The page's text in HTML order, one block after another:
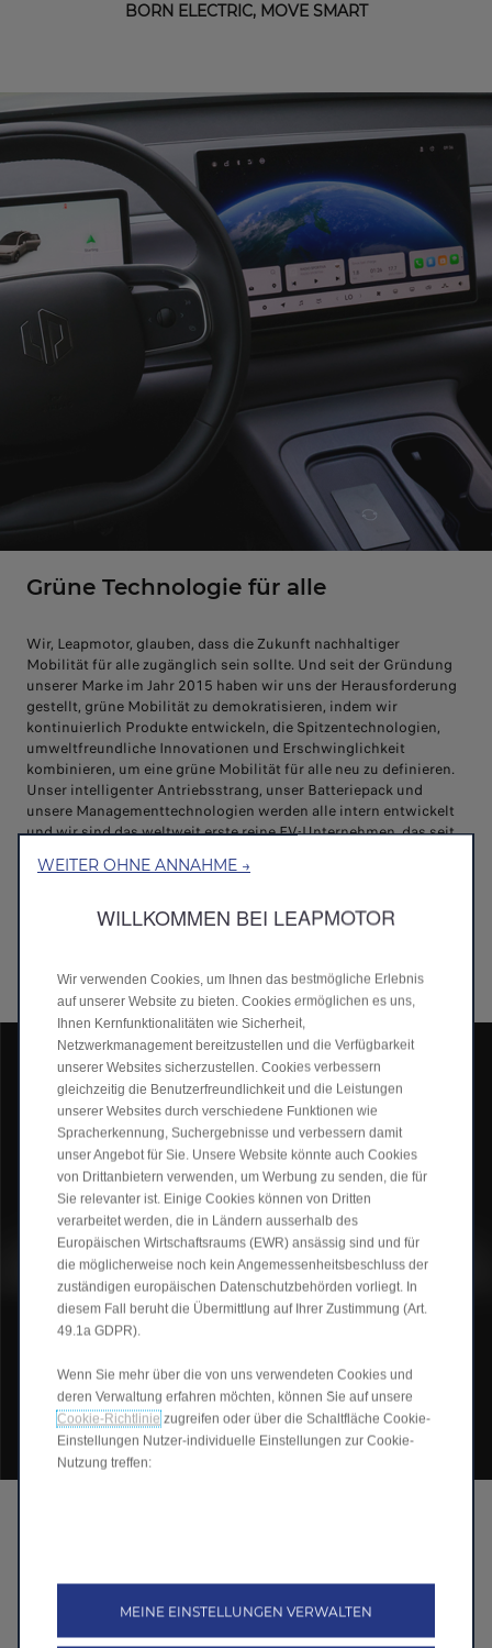
BORN ELECTRIC, MOVE SMART
Grüne Technologie für alle
Wir, Leapmotor, glauben, dass die Zukunft nachhaltiger
Mobilität für alle zugänglich sein sollte. Und seit der Gründung
unserer Marke im Jahr 2015 haben wir uns der Herausforderung
gestellt, grüne Mobilität zu demokratisieren, indem wir
kontinuierlich Produkte entwickeln, die Spitzentechnologien,
umweltfreundliche Innovationen und Erschwinglichkeit
kombinieren, um eine grüne Mobilität für alle neu zu definieren.
Unser intelligenter Antriebsstrang, unser Batteriepack und
unsere Managementtechnologien werden alle intern entwickelt
und wir sind das weltweit erste reine EV-Unternehmen, das seit
Massstab implementiert. Diese fortschrittliche neue Architektur
Qualität und Kostenkontrolle und verstärkt auch unsere
nachhaltige Designs, um Ihr tägliches Leben zu verbessern.
Fahren Sie mit Leapmotor in eine intelligentere, grünere Zukunft
WEITER OHNE ANNAHME →
WILLKOMMEN BEI LEAPMOTOR
Wir verwenden Cookies, um Ihnen das bestmögliche Erlebnis
auf unserer Website zu bieten. Cookies ermöglichen es uns,
Ihnen Kernfunktionalitäten wie Sicherheit,
Netzwerkmanagement bereitzustellen und die Verfügbarkeit
unserer Websites sicherzustellen. Cookies verbessern
gleichzeitig die Benutzerfreundlichkeit und die Leistungen
unserer Websites durch verschiedene Funktionen wie
Spracherkennung, Suchergebnisse und verbessern damit
unser Angebot für Sie. Unsere Website könnte auch Cookies
von Drittanbietern verwenden, um Werbung zu senden, die für
Sie relevanter ist. Einige Cookies können von Dritten
verarbeitet werden, die in Ländern ausserhalb des
Europäischen Wirtschaftsraums (EWR) ansässig sind und für
die möglicherweise noch kein Angemessenheitsbeschluss der
zuständigen europäischen Datenschutzbehörden vorliegt. In
diesem Fall beruht die Übermittlung auf Ihrer Zustimmung (Art.
49.1a GDPR).
Wenn Sie mehr über die von uns verwendeten Cookies und
deren Verwaltung erfahren möchten, können Sie auf unsere
Cookie-Richtlinie zugreifen oder über die Schaltfläche Cookie-
Einstellungen Nutzer-individuelle Einstellungen zur Cookie-
Nutzung treffen:
MEINE EINSTELLUNGEN VERWALTEN